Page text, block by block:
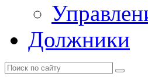
Должники